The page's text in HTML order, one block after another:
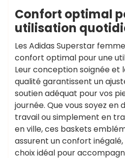
Confort optimal
utilisation
Les Adidas Superstar
confort optimal pour une
Leur conception soignée et
qualité garantissent un
soutien adéquat pour vos
journée. Que vous soyez en
travail ou simplement en
en ville, ces baskets
assurent un confort inégalé,
choix idéal pour